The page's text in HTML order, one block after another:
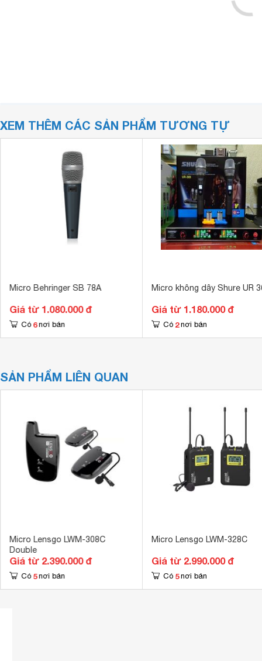
XEM THÊM CÁC SẢN PHẨM TƯƠNG TỰ
Micro Behringer SB 78A
Giá từ 1.080.000 đ
Có 6 nơi bán
Micro không dây Shure UR
Giá từ 1.180.000 đ
Có 2 nơi bán
SẢN PHẨM LIÊN QUAN
Micro Lensgo LWM-308C
Double
Giá từ 2.390.000 đ
Có 5 nơi bán
Micro Lensgo LWM-328C
Giá từ 2.990.000 đ
Có 5 nơi bán